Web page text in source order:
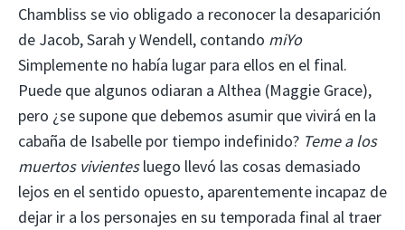
Chambliss se vio obligado a reconocer la desaparición
de Jacob, Sarah y Wendell, contando miYo
Simplemente no había lugar para ellos en el final.
Puede que algunos odiaran a Althea (Maggie Grace),
pero ¿se supone que debemos asumir que vivirá en la
cabaña de Isabelle por tiempo indefinido? Teme a los
muertos vivientesluego llevó las cosas demasiado
lejos en el sentido opuesto, aparentemente incapaz de
dejar ir a los personajes en su temporada final al traer